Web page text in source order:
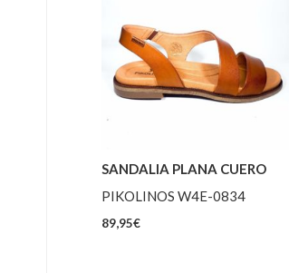
SANDALIA PLANA CUERO
PIKOLINOS W4E-0834
89,95€